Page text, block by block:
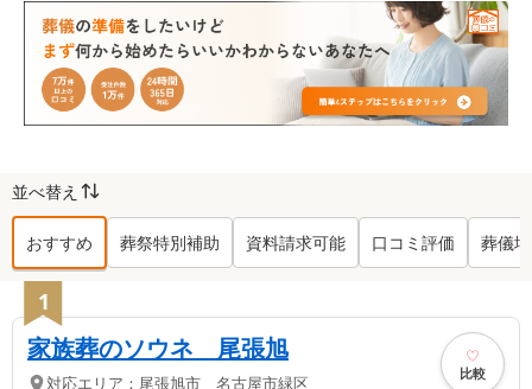
並べ替え
おすすめ 葬祭特別補助 資料請求可能 口コミ評価 葬儀
尾張旭市
1
家族葬のソウネ 尾張旭
対応エリア： 尾張旭市 名古屋市緑区 比較